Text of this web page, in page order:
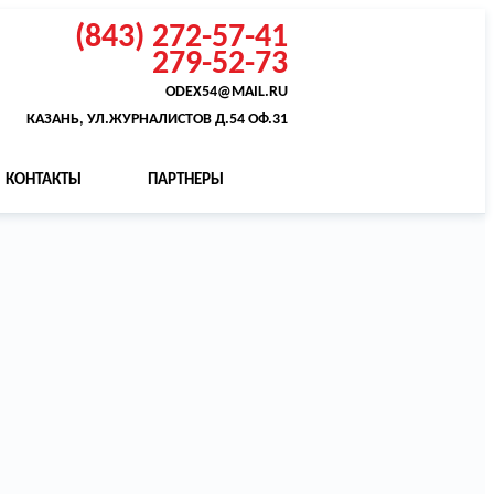
(843) 272-57-41
279-52-73
ODEX54@MAIL.RU
КАЗАНЬ, УЛ.ЖУРНАЛИСТОВ Д.54 ОФ.31
КОНТАКТЫ ПАРТНЕРЫ